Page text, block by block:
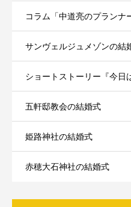
コラム「中道亮のプランナ
サンヴェルジュメゾンの結
ショートストーリー『今日
五軒邸教会の結婚式
姫路神社の結婚式
赤穂大石神社の結婚式